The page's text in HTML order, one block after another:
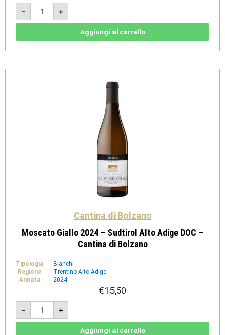
-
Pinot
Grigio
2024
-
DOC
di
+
Aggiungi al carrello
Cantina di Bolzano
Moscato Giallo 2024 – Sudtirol Alto Adige DOC –
Cantina di Bolzano
Tipologia
Bianchi
Regione
Trentino Alto Adige
Annata
2024
€15,50
-
Moscato
Giallo
2024
-
+
Aggiungi al carrello